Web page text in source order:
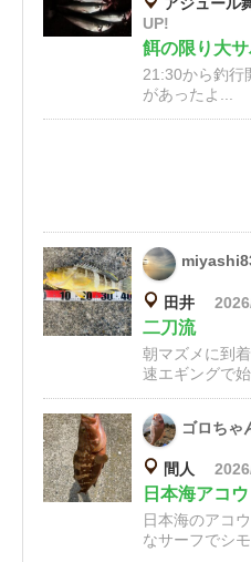
UP!
餌の限り大
21:30から釣行
があったよ...
田井
二刀流
朝マズメに到
速エギングで始
ゴロちゃ
間人
日本海アコウ
日本海のアコ
なサーフでシモ